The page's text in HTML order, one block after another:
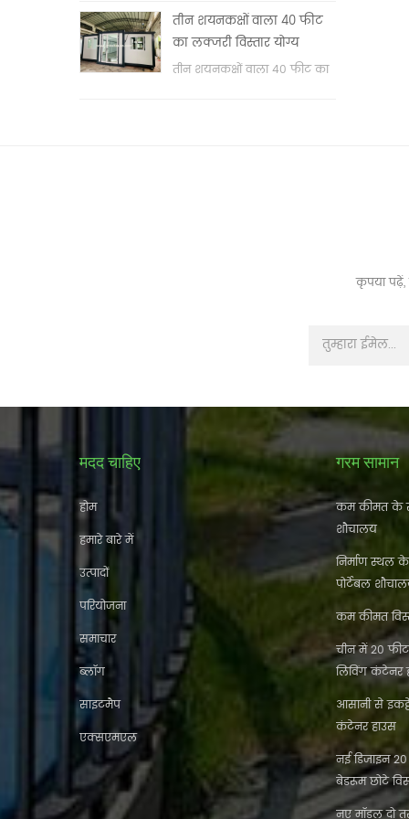
वॉश बेसिन & nbsp;
तीन शयनकक्षों वाला 40 फीट
का लक्जरी विस्तार योग्य
कंटेनर हाउस
तीन शयनकक्षों वाला 40 फीट का
कृपया
मदद चाहिए
होम
हमारे बारे में
उत्पादों
परियोजना
समाचार
ब्लॉग
साइटमैप
एक्सएमएल
गरम सामान
कम कीमत के
शौचालय
निर्माण स्थल
पोर्टेबल
कम कीमत
चीन में 20 फीट
लिविंग कंटेनर
आसानी से
कंटेनर हाउस
नई डिजाइन 20
बेडरूम छोटे
नए मॉडल दो